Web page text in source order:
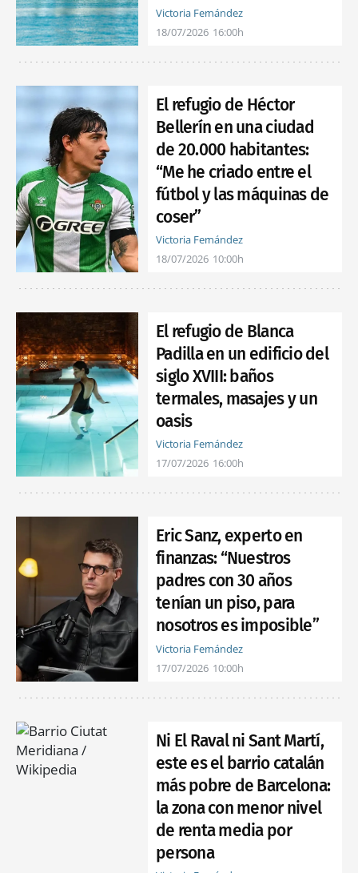
Victoria Fernández
18/07/2026 16:00h
El refugio de Héctor
Bellerín en una ciudad
de 20.000 habitantes:
“Me he criado entre el
fútbol y las máquinas de
coser”
Victoria Fernández
18/07/2026 10:00h
El refugio de Blanca
Padilla en un edificio del
siglo XVIII: baños
termales, masajes y un
oasis
Victoria Fernández
17/07/2026 16:00h
Eric Sanz, experto en
finanzas: “Nuestros
padres con 30 años
tenían un piso, para
nosotros es imposible”
Victoria Fernández
17/07/2026 10:00h
Ni El Raval ni Sant Martí,
este es el barrio catalán
más pobre de Barcelona:
la zona con menor nivel
de renta media por
persona